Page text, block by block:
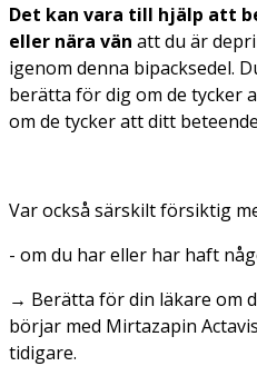
Det kan vara till hjälp att
eller nära vän att du är
igenom denna bipacksedel.
berätta för dig om de tycker
om de tycker att ditt
Var också särskilt försiktig
- om du har eller har haft
→ Berätta för din läkare om
börjar med Mirtazapin
tidigare.